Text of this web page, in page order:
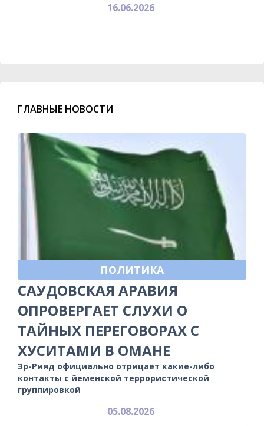
16.06.2026
ГЛАВНЫЕ НОВОСТИ
ПОЛИТИКА
САУДОВСКАЯ АРАВИЯ
ОПРОВЕРГАЕТ СЛУХИ О
ТАЙНЫХ ПЕРЕГОВОРАХ С
ХУСИТАМИ В ОМАНЕ
Эр-Рияд официально отрицает какие-либо
контакты с йеменской террористической
группировкой
05.08.2026